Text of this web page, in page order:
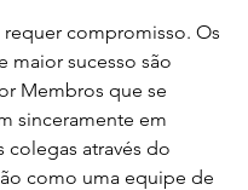
compromisso. Os
maior sucesso são
Membros que se
sinceramente em
colegas através do
como uma equipe de